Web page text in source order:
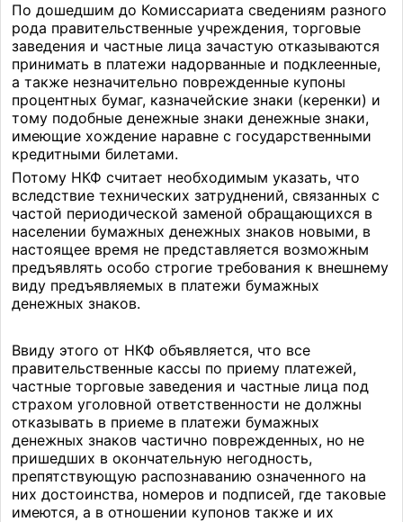
По дошедшим до Комиссариата сведениям разного
рода правительственные учреждения, торговые
заведения и частные лица зачастую отказываются
принимать в платежи надорванные и подклеенные,
а также незначительно поврежденные купоны
процентных бумаг, казначейские знаки (керенки) и
тому подобные денежные знаки денежные знаки,
имеющие хождение наравне с государственными
кредитными билетами.
Потому НКФ считает необходимым указать, что
вследствие технических затруднений, связанных с
частой периодической заменой обращающихся в
населении бумажных денежных знаков новыми, в
настоящее время не представляется возможным
предъявлять особо строгие требования к внешнему
виду предъявляемых в платежи бумажных
денежных знаков.
Ввиду этого от НКФ объявляется, что все
правительственные кассы по приему платежей,
частные торговые заведения и частные лица под
страхом уголовной ответственности не должны
отказывать в приеме в платежи бумажных
денежных знаков частично поврежденных, но не
пришедших в окончательную негодность,
препятствующую распознаванию означенного на
них достоинства, номеров и подписей, где таковые
имеются, а в отношении купонов также и их